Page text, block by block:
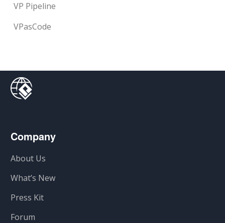
VP Pipeline
VPasCode
Company
About Us
What’s New
Press Kit
Forum